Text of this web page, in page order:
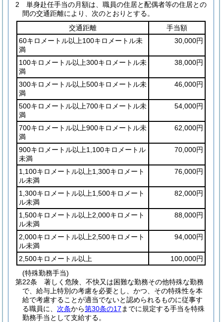
2
単身赴任手当の月額は、職員の住居と配偶者等の住居との
間の交通距離により、次のとおりとする。
交通距離
手当額
60キロメートル以上100キロメートル未
満
30,000円
100キロメートル以上300キロメートル未
満
38,000円
300キロメートル以上500キロメートル未
満
46,000円
500キロメートル以上700キロメートル未
満
54,000円
700キロメートル以上900キロメートル未
満
62,000円
900キロメートル以上1,100キロメートル
未満
70,000円
1,100キロメートル以上1,300キロメート
ル未満
76,000円
1,300キロメートル以上1,500キロメート
ル未満
82,000円
1,500キロメートル以上2,000キロメート
ル未満
88,000円
2,000キロメートル以上2,500キロメート
ル未満
94,000円
2,500キロメートル以上
100,000円
(特殊勤務手当)
第22条
著しく危険、不快又は困難な勤務その他特殊な勤務
で、給与上特別の考慮を必要とし、かつ、その特殊性を本
給で考慮することが適当でないと認められるものに従事す
る職員に、 次条から第30条の17 までに規定する手当を特殊
勤務手当として支給する。